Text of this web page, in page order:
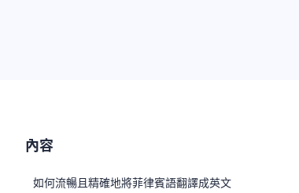
內容
如何流暢且精確地將菲律賓語翻譯成英文